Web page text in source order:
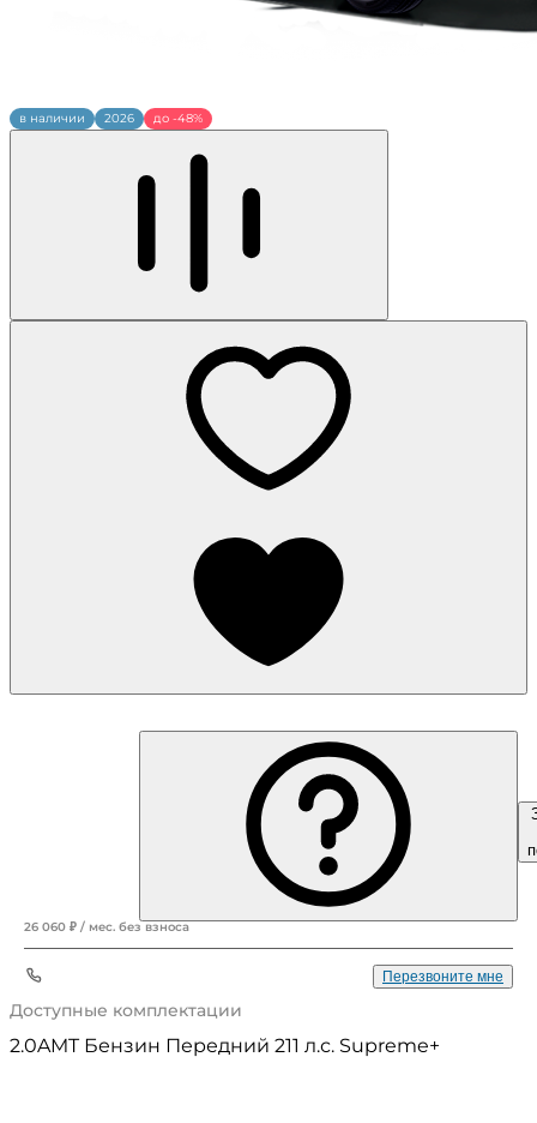
в наличии 2026 до -48%
Доступные комплектации
2.0AMT Бензин Передний 211 л.с. Supreme+
26 060 ₽ / мес. без взноса
Перезвоните мне